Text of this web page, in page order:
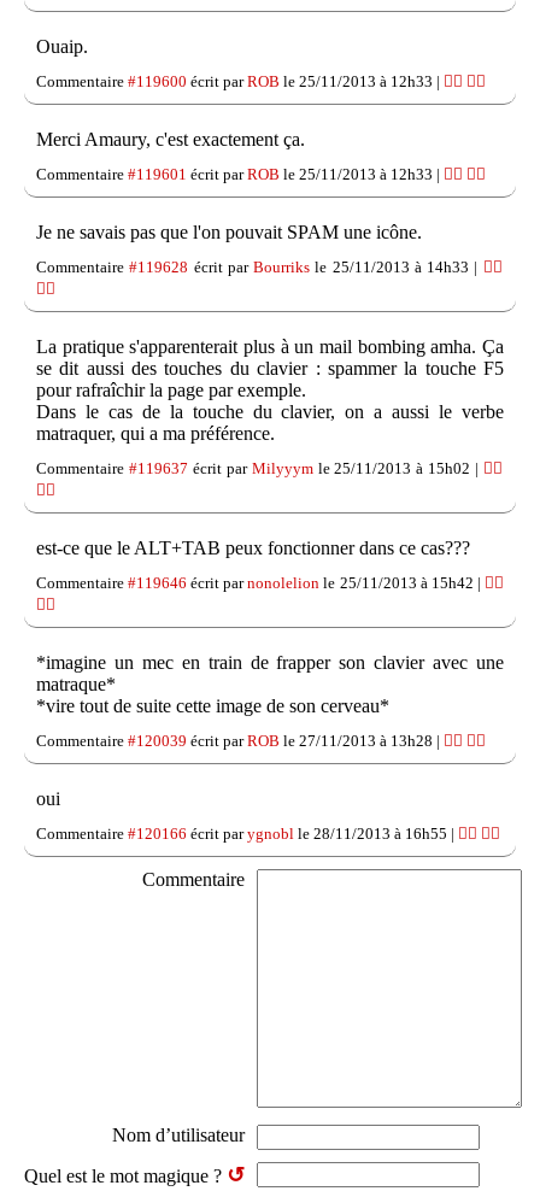
Ouaip.
Commentaire #119600 écrit parROB le 25/11/2013 à 12h33 | 👍🏽 👎🏽
Merci Amaury, c'est exactement ça.
Commentaire #119601 écrit parROB le 25/11/2013 à 12h33 | 👍🏽 👎🏽
Je ne savais pas que l'on pouvait SPAM une icône.
Commentaire#119628 écrit parBourriks le 25/11/2013 à 14h33 | 👍🏽
👎🏽
La pratique s'apparenterait plus à un mail bombing amha. Ça
se dit aussi des touches du clavier : spammer la touche F5
pour rafraîchir la page par exemple.
Dans le cas de la touche du clavier, on a aussi le verbe
matraquer, qui a ma préférence.
Commentaire #119637 écrit par Milyyymle 25/11/2013 à 15h02 | 👍🏽
👎🏽
est-ce que le ALT+TAB peux fonctionner dans ce cas???
Commentaire#119646 écrit parnonolelion le 25/11/2013 à 15h42 | 👍🏽
👎🏽
*imagine un mec en train de frapper son clavier avec une
matraque*
*vire tout de suite cette image de son cerveau*
Commentaire #120039 écrit parROB le 27/11/2013 à 13h28 | 👍🏽 👎🏽
oui
Commentaire #120166 écrit parygnobl le 28/11/2013 à 16h55 | 👍🏽 👎🏽
Commentaire
Nom d’utilisateur
Quel est le mot magique ? ↺